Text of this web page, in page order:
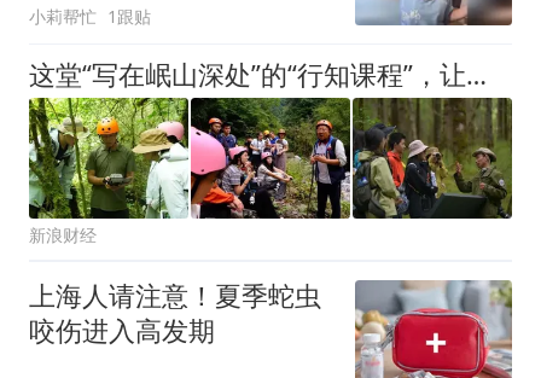
小莉帮忙 1跟贴
这堂“写在岷山深处”的“行知课程”，让复旦学子受益匪浅
新浪财经
上海人请注意！夏季蛇虫
咬伤进入高发期